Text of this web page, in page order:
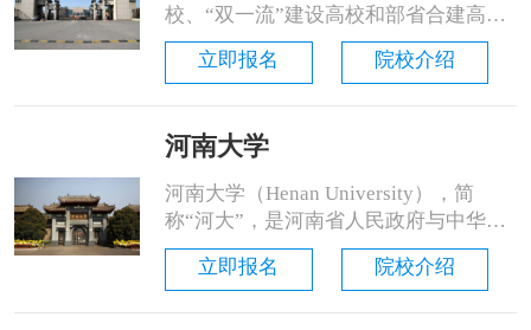
校、“双一流”建设高校和部省合建高
校，2000年7月由原郑州大学、郑州工
业大学和河南医科大学三校合并组建。
科门类，开设123个本科专业，其中有
ESI全球前1‰学科、19个ESI全......
立即报名 院校介绍
河南大学
河南大学（Henan University），简
称“河大”，是河南省人民政府与中华人
民共和国教育部“省部共建高校”，国家
首批世界一流学科建设高校，入选国
立即报名 院校介绍